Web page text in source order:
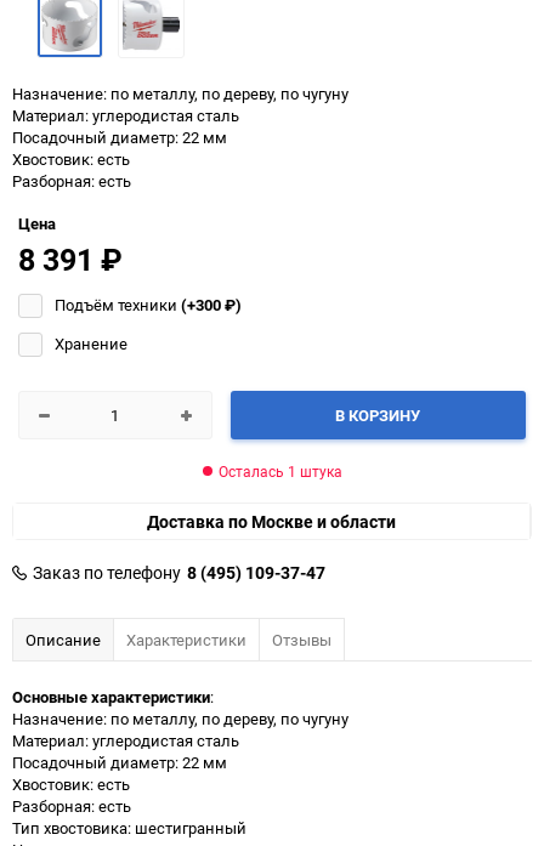
Назначение: по металлу, по дереву, по чугуну
Материал: углеродистая сталь
Посадочный диаметр: 22 мм
Хвостовик: есть
Разборная: есть
Цена
8 391 ₽
Подъём техники (+300₽)
Хранение
В КОРЗИНУ
Осталась 1 штука
Доставка по Москве и области
Заказ по телефону 8 (495) 109-37-47
Описание Характеристики Отзывы
Основные характеристики:
Назначение: по металлу, по дереву, по чугуну
Материал: углеродистая сталь
Посадочный диаметр: 22 мм
Хвостовик: есть
Разборная: есть
Тип хвостовика: шестигранный